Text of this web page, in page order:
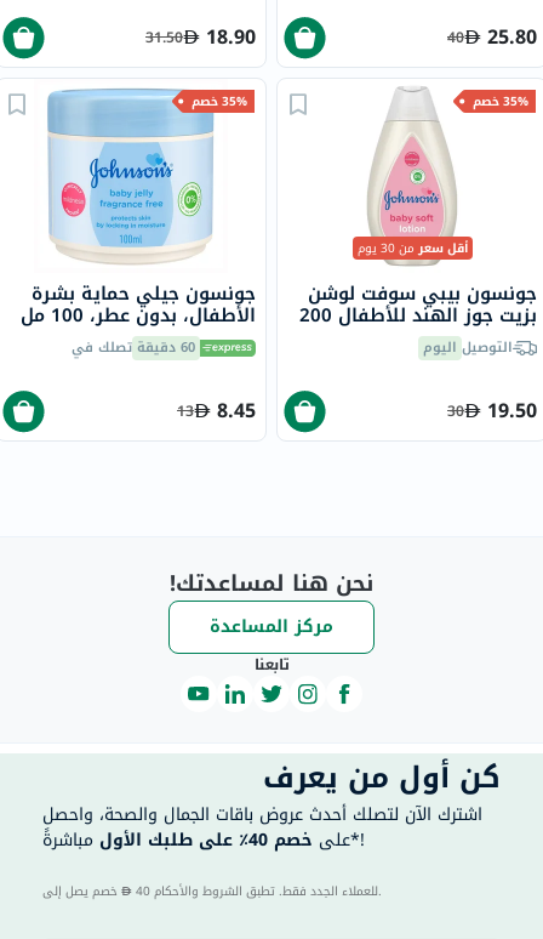
25.80
40
18.90
31.50
35% خصم
أقل سعرمن 30 يوم
جونسون بيبي سوفت لوشن
بزيت جوز الهند للأطفال 200
ملالتوصيل اليوم
19.50
30
35% خصم
جونسون جيلي حماية بشرة
الأطفال، بدون عطر، 100 مل
60 دقيقة تصلك في
8.45
13
نحن هنا لمساعدتك!
مركز المساعدة
تابعنا
كن أول من يعرف
اشترك الآن لتصلك أحدث عروض باقات الجمال والصحة، واحصل
على خصم 40٪ على طلبك الأول مباشرةً*!
40 للعملاء الجدد فقط. تطبق الشروط والأحكام.